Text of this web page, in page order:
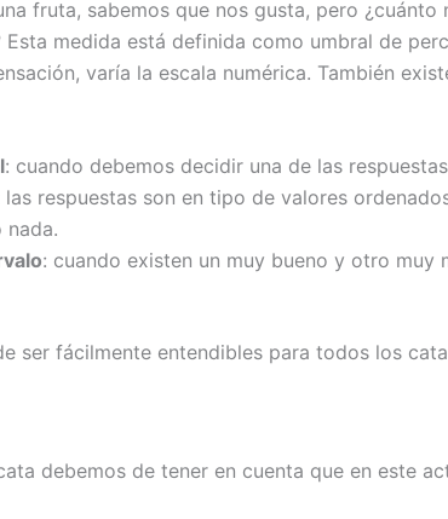
fruta, sabemos que nos gusta, pero
Esta medida está definida como umbral de
varía la escala numérica. También
: cuando debemos decidir una de las
las respuestas son en tipo de valores
nada.
: cuando existen un muy bueno y otro muy
ser fácilmente entendibles para todos los
debemos de tener en cuenta que en este